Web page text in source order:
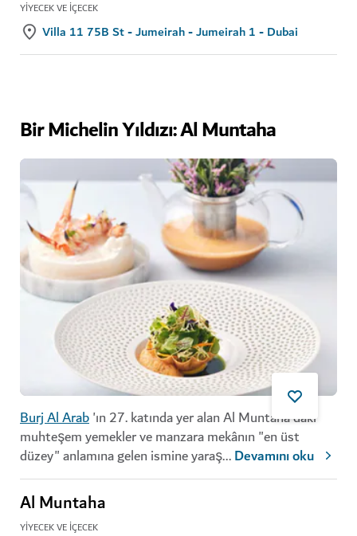
YIYECEK VE İÇECEK
Villa 11 75B St - Jumeirah - Jumeirah 1 - Dubai
Bir Michelin Yıldızı: Al Muntaha
Burj Al Arab'ın 27. katında yer alan Al Muntaha'daki
muhteşem yemekler ve manzara mekânın "en üst
düzey" anlamına gelen ismine yaraş...Devamını oku
Al Muntaha
YIYECEK VE İÇECEK